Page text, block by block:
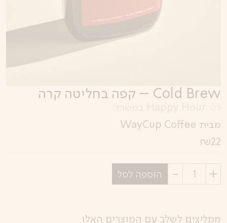
Cold Brew – קפה בחליטה קרה
מבית WayCup Coffee
22
₪
בחר
הוספה לסל
ממליצים לשלב עם המוצרים האלו